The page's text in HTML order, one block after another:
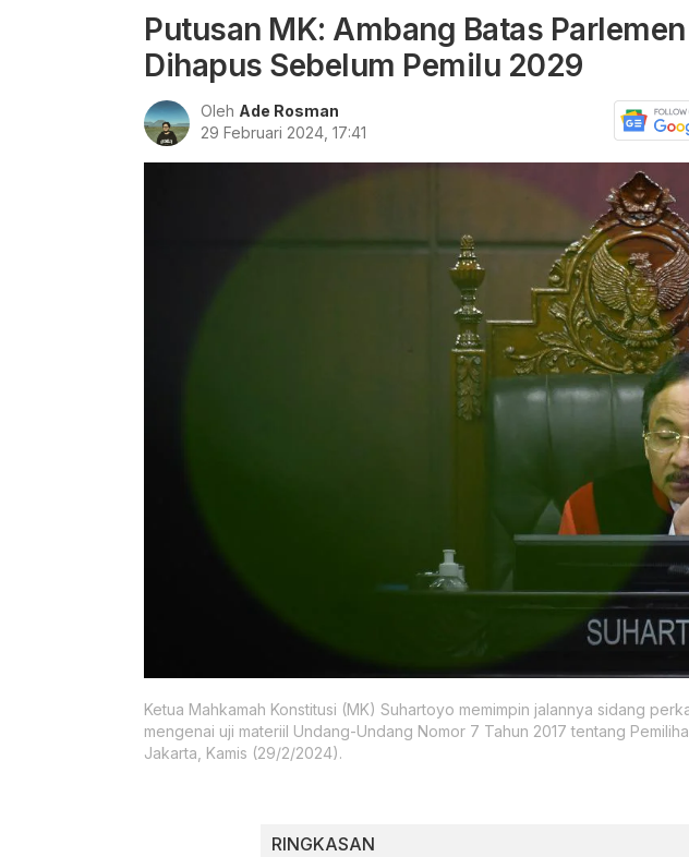
Putusan MK: Ambang Batas
Dihapus Sebelum Pemilu 2029
Oleh Ade Rosman
29 Februari 2024, 17:41
Ketua Mahkamah Konstitusi (MK) Suhartoyo memimpin jalannya sidang
mengenai uji materiil Undang-Undang Nomor 7 Tahun 2017 tentang
Jakarta, Kamis (29/2/2024).
RINGKASAN